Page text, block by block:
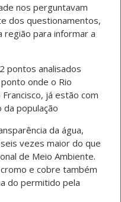
nos perguntavam
dos questionamentos,
região para informar a
pontos analisados
onde o Rio
já estão com
da população
da água,
vezes maior do que
de Meio Ambiente.
e cobre também
do permitido pela